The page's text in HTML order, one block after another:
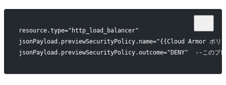
resource.type="http_load_balancer"
jsonPayload.previewSecurityPolicy.name="{{Cloud Armor ポリ
jsonPayload.previewSecurityPolicy.outcome="DENY"  --このプレビ